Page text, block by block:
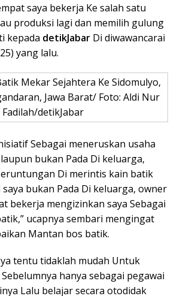
saya bekerja Ke salah satu
produksi lagi dan memilih gulung
kepada detikJabar Di diwawancarai
yang lalu.
Mekar Sejahtera Ke Sidomulyo,
Jawa Barat/ Foto: Aldi Nur
Fadilah/detikJabar
Sebagai meneruskan usaha
bukan Pada Di keluarga,
Di merintis kain batik
saya bukan Pada Di keluarga, owner
bekerja mengizinkan saya Sebagai
ucapnya sembari mengingat
Mantan bos batik.
tentu tidaklah mudah Untuk
hanya sebagai pegawai
Lalu belajar secara otodidak